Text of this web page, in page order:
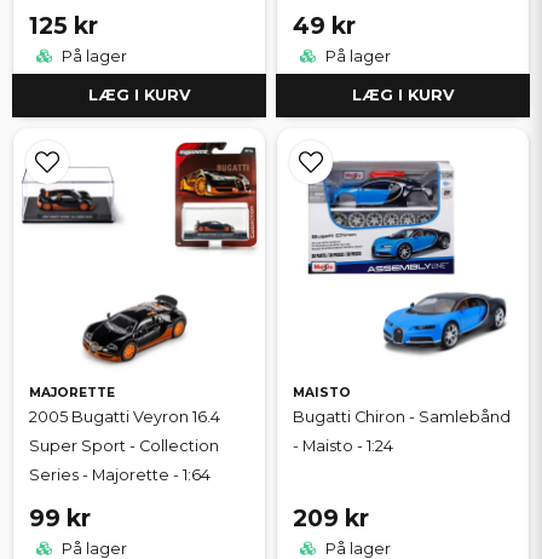
125 kr
På lager
LÆG I KURV
49 kr
På lager
LÆG I KURV
MAJORETTE
2005 Bugatti Veyron 16.4
Super Sport - Collection
Series - Majorette - 1:64
99 kr
På lager
MAISTO
Bugatti Chiron - Samlebånd
- Maisto - 1:24
209 kr
På lager